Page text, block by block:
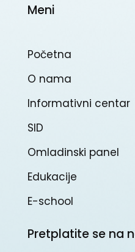
Meni
Početna
O nama
Informativni centar
SID
Omladinski panel
Edukacije
E-school
Pretplatite se na